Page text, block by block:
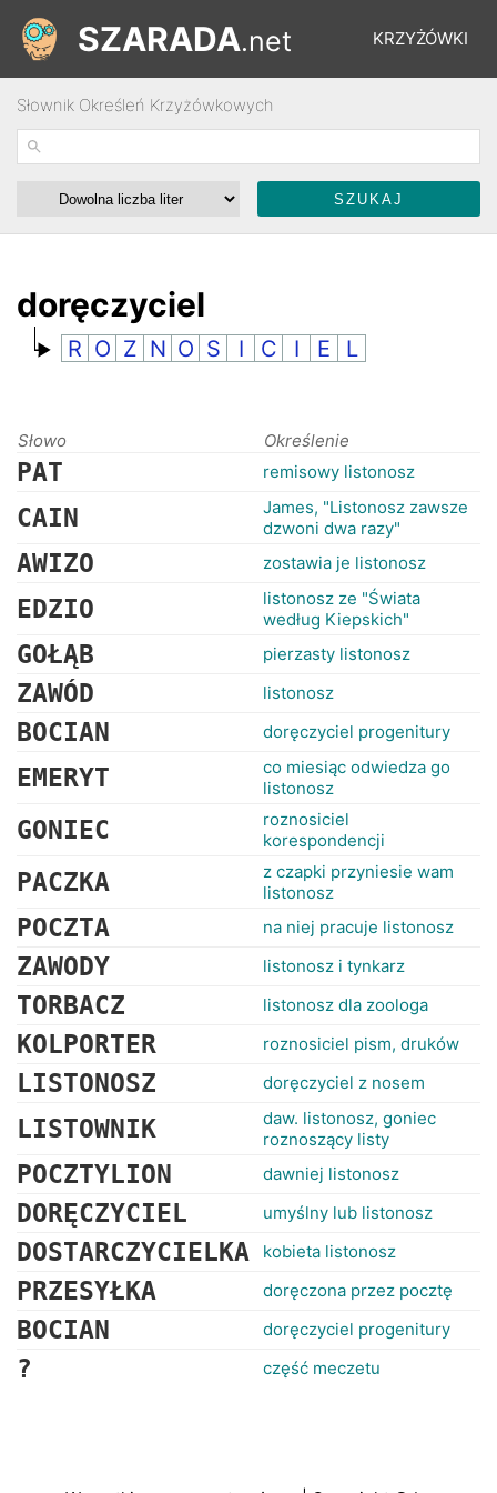
KRZYŻÓWKI
ŁAMIGŁÓWKI
RANKINGI
SZARADA.net
Słownik Określeń Krzyżówkowych
doręczyciel
R O Z N O S I C I E L
Słowo Określenie
PAT remisowy listonosz
CAIN
James, "Listonosz zawsze
dzwoni dwa razy"
AWIZO zostawia je listonosz
EDZIO
listonosz ze "Świata
według Kiepskich"
GOŁĄB pierzasty listonosz
ZAWÓD listonosz
BOCIAN doręczyciel progenitury
EMERYT
co miesiąc odwiedza go
listonosz
GONIEC
roznosiciel
korespondencji
PACZKA
z czapki przyniesie wam
listonosz
POCZTA na niej pracuje listonosz
ZAWODY listonosz i tynkarz
TORBACZ listonosz dla zoologa
KOLPORTER roznosiciel pism, druków
LISTONOSZ doręczyciel z nosem
LISTOWNIK
daw. listonosz, goniec
roznoszący listy
POCZTYLION dawniej listonosz
DORĘCZYCIEL umyślny lub listonosz
DOSTARCZYCIELKA kobieta listonosz
PRZESYŁKA doręczona przez pocztę
BOCIAN doręczyciel progenitury
? część meczetu